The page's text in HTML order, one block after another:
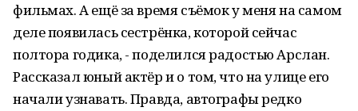
фильмах. А ещё за время съёмок у меня на самом
деле появилась сестрёнка, которой сейчас
полтора годика, - поделился радостью Арслан.
Рассказал юный актёр и о том, что на улице его
начали узнавать. Правда, автографы редко